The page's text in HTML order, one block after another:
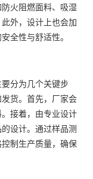
火阻燃面料、吸湿
外，设计上也会加
全性与舒适性。
分为几个关键步
货。首先，厂家会
接着，由专业设计
设计。通过样品测
制生产质量，确保